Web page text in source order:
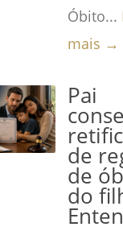
Óbito...
mais →
Pai
de
de
do